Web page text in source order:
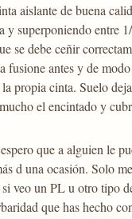
aislante de buena
superponiendo entre
se debe ceñir
antes y de
propia cinta. Suelo
el encintado y
que a alguien le
d una ocasión. Solo
veo un PL u otro tipo
que has hecho